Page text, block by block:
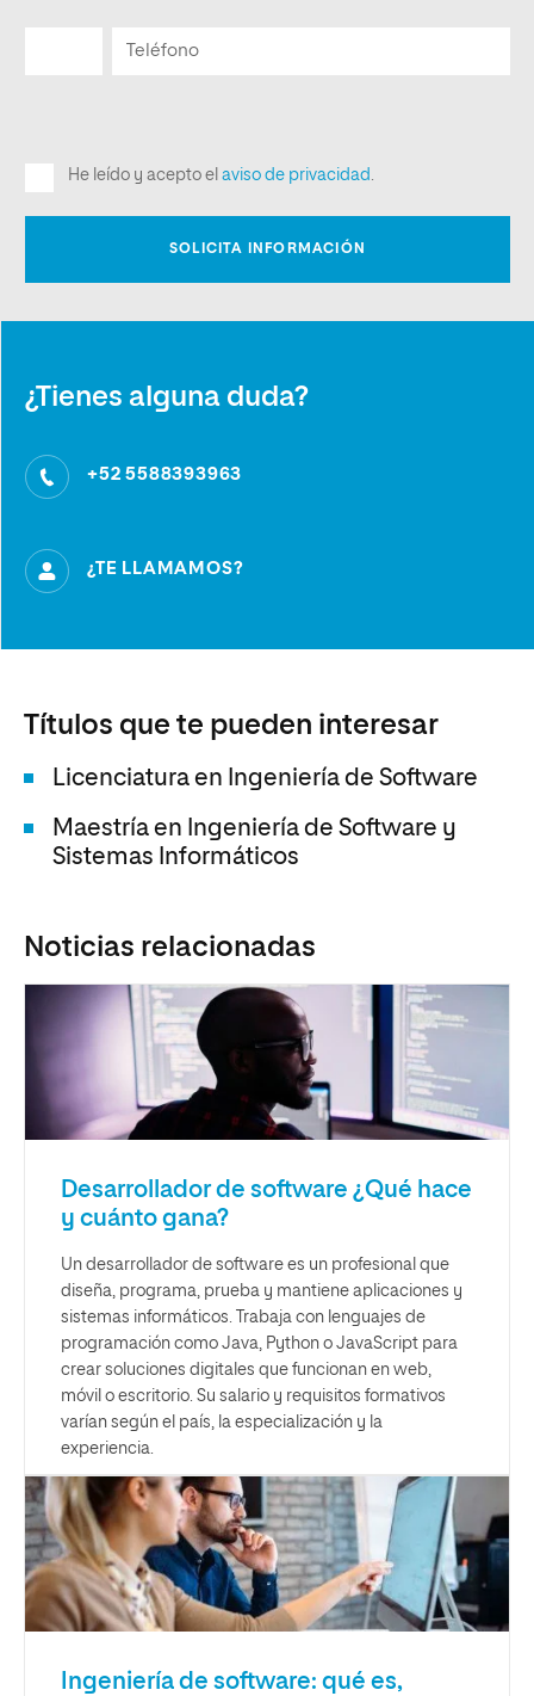
¿Tienes alguna duda?
+52 5588393963
¿TE LLAMAMOS?
Títulos que te pueden interesar
Licenciatura en Ingeniería de Software
Maestría en Ingeniería de Software y
Sistemas Informáticos
Noticias relacionadas
Desarrollador de software ¿Qué hace
y cuánto gana?
Un desarrollador de software es un profesional que
diseña, programa, prueba y mantiene aplicaciones y
sistemas informáticos. Trabaja con lenguajes de
programación como Java, Python o JavaScript para
crear soluciones digitales que funcionan en web,
móvil o escritorio. Su salario y requisitos formativos
varían según el país, la especialización y la
experiencia.
Ingeniería de software: qué es,